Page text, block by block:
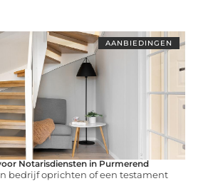
AANBIEDINGEN
Notarisdiensten in Purmerend
bedrijf oprichten of een testament